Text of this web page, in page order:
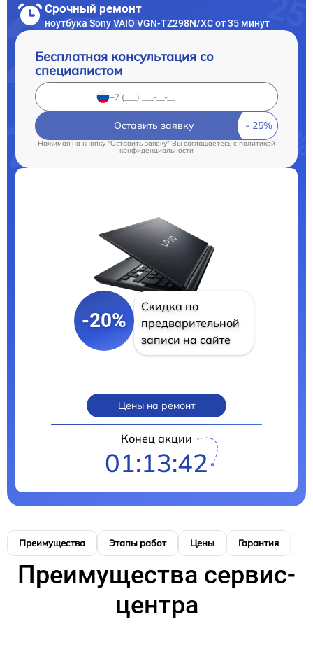
Срочный ремонт
ноутбука Sony VAIO VGN-TZ298N/XC от 35 минут
Бесплатная консультация со
специалистом
Оставить заявку
Нажимая на кнопку "Оставить заявку" Вы соглашаетесь cполитикой
конфиденциальности
-20%
Скидка по
предварительной
записи на сайте
Цены на ремонт
Конец акции
01:13:41
Преимущества Этапы работ Цены Гарантия
Преимущества сервис-
центра